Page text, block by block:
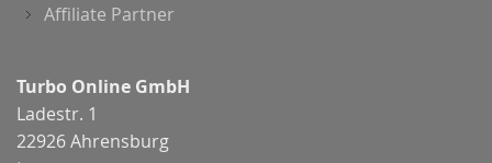
Affiliate Partner
Turbo Online GmbH
Ladestr. 1
22926 Ahrensburg